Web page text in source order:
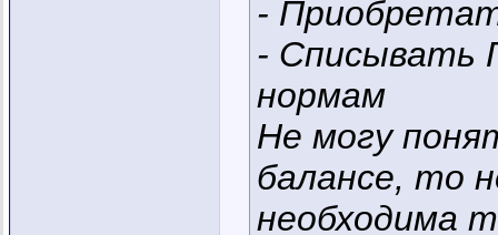
-
- Списывать
нормам
Не могу
балансе, то
необходима